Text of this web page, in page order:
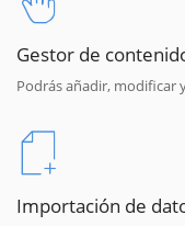
Gestor de
Podrás añadir, modificar
Importación de